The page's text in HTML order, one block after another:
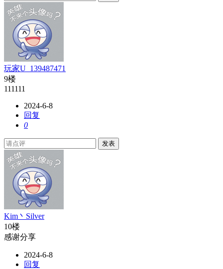
玩家U_139487471
9楼
111111
2024-6-8
回复
0
发表
Kim丶Silver
10楼
感谢分享
2024-6-8
回复